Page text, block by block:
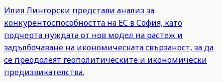
Илия Лингорски представи анализ за
конкурентоспособността на ЕС в София, като
подчерта нуждата от нов модел на растеж и
задълбочаване на икономическата свързаност, за да
се преодолеят геополитическите и икономически
предизвикателства.